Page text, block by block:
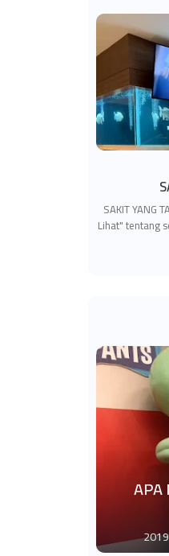
SAKIT YANG
Lihat" tentang
APA